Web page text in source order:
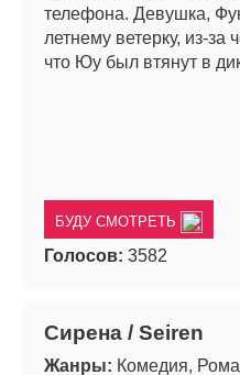
телефона. Девушка,
летнему ветерку, из-
что Юу был втянут в
БУДУ СМОТРЕТЬ
Голосов: 3582
Сирена / Seiren
Жанры: Комедия,